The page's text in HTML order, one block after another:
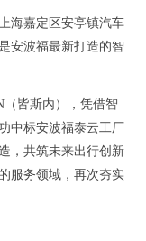
海嘉定区安亭镇汽车
安波福最新打造的智
皆斯内），凭借智
中标安波福泰云工厂
，共筑未来出行创新
服务领域，再次夯实